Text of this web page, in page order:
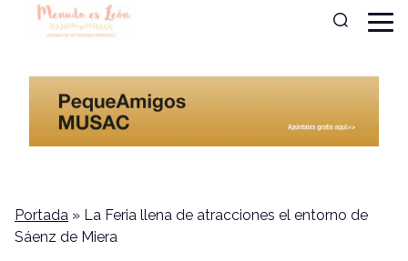
Portada » La Feria llena de atracciones el entorno de
Sáenz de Miera